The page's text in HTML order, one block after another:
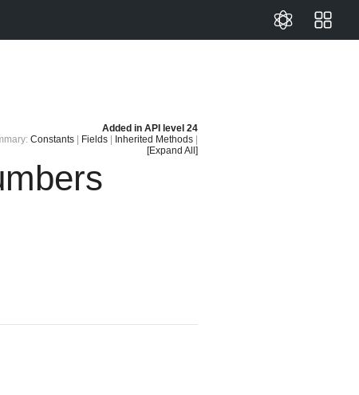
Added in API level 24
Constants Fields Inherited Methods
[Expand All]